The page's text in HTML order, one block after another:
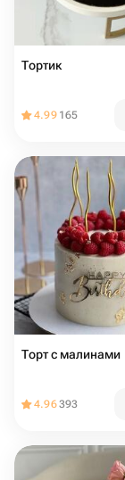
Тортик
4.99 165
Торт с малинами
4.96393